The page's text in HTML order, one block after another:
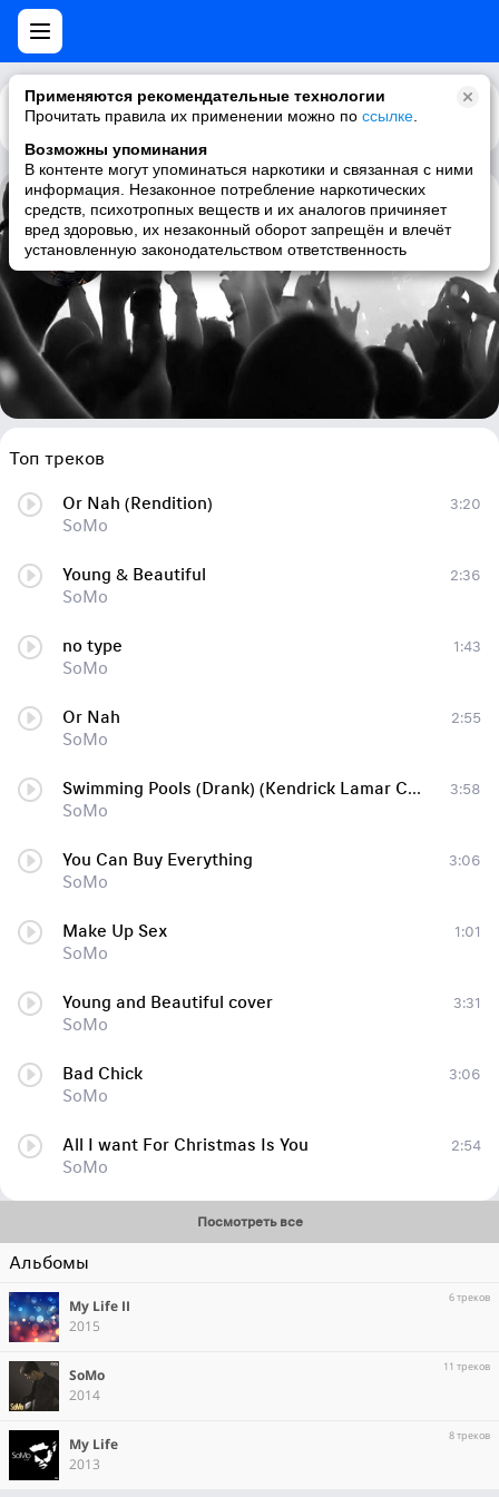
Применяются рекомендательные технологии
Прочитать правила их применении можно по ссылке
Возможны упоминания
В контенте могут упоминаться наркотики и связанная с ними
информация. Незаконное потребление наркотических
средств, психотропных веществ и их аналогов причиняет
вред здоровью, их незаконный оборот запрещён и влечёт
установленную законодательством ответственность
Каталог Рекомендации
SoMo
pop, rnb, r&b, male vocalists
Топ треков
Or Nah (Rendition)
SoMo
3:20
Young & Beautiful
SoMo
2:36
no type
SoMo
1:43
Or Nah
SoMo
2:55
Swimming Pools (Drank) (Kendrick Lamar Cover)
SoMo
3:58
You Can Buy Everything
SoMo
3:06
Make Up Sex
SoMo
1:01
Young and Beautiful cover
SoMo
3:31
Bad Chick
SoMo
3:06
All I want For Christmas Is You
SoMo
2:54
Посмотреть все
Альбомы
My Life II
2015
6 треков
SoMo
2014
11 треков
My Life
2013
8 треков